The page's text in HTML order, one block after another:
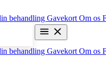
behandling Gavekort Om os
behandling Gavekort Om os